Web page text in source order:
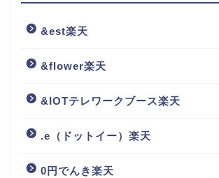
&est楽天
&flower楽天
&IOTテレワークブース楽天
.e（ドットイー）楽天
0円でんき楽天